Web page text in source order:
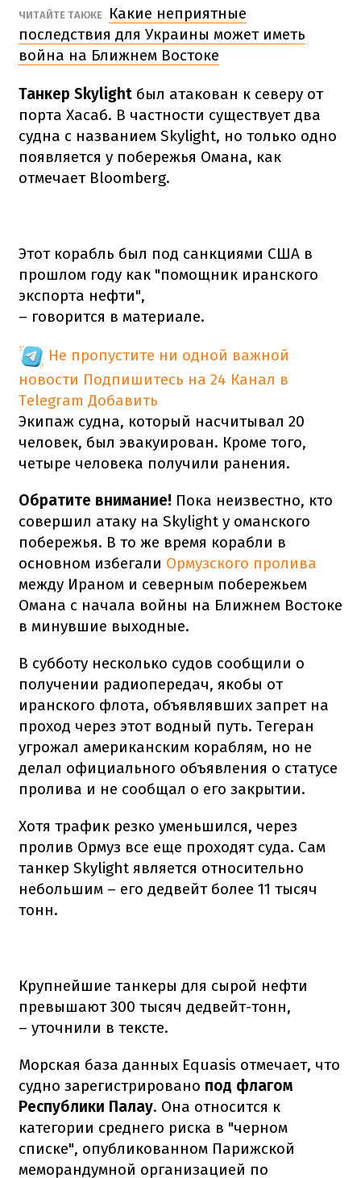
ЧИТАЙТЕ ТАКЖЕ
Какие неприятные
последствия для Украины может иметь
война на Ближнем Востоке
Танкер Skylight был атакован к северу от
порта Хасаб. В частности существует два
судна с названием Skylight, но только одно
появляется у побережья Омана, как
отмечает Bloomberg.
Этот корабль был под санкциями США в
прошлом году как "помощник иранского
экспорта нефти",
– говорится в материале.
Не пропустите ни одной важной
новости Подпишитесь на 24 Канал в
Telegram Добавить
Экипаж судна, который насчитывал 20
человек, был эвакуирован. Кроме того,
четыре человека получили ранения.
Обратите внимание! Пока неизвестно, кто
совершил атаку на Skylight у оманского
побережья. В то же время корабли в
основном избегали Ормузского пролива
между Ираном и северным побережьем
Омана с начала войны на Ближнем Востоке
в минувшие выходные.
В субботу несколько судов сообщили о
получении радиопередач, якобы от
иранского флота, объявлявших запрет на
проход через этот водный путь. Тегеран
угрожал американским кораблям, но не
делал официального объявления о статусе
пролива и не сообщал о его закрытии.
Хотя трафик резко уменьшился, через
пролив Ормуз все еще проходят суда. Сам
танкер Skylight является относительно
небольшим – его дедвейт более 11 тысяч
тонн.
Крупнейшие танкеры для сырой нефти
превышают 300 тысяч дедвейт-тонн,
– уточнили в тексте.
Морская база данных Equasis отмечает, что
судно зарегистрировано под флагом
Республики Палау. Она относится к
категории среднего риска в "черном
списке", опубликованном Парижской
меморандумной организацией по